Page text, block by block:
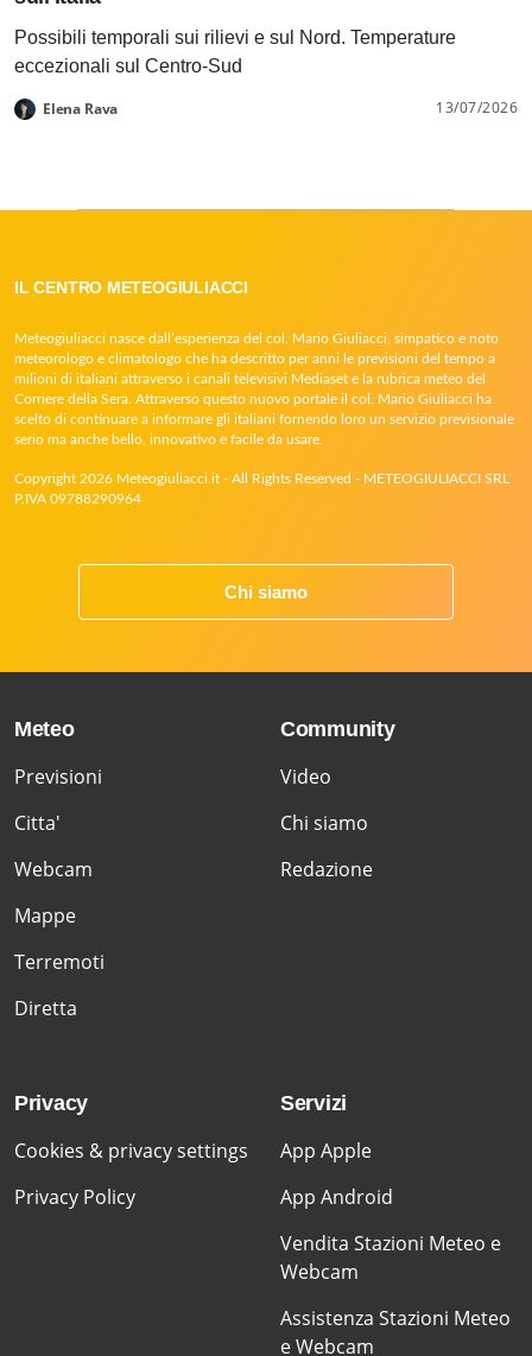
Possibili temporali sui rilievi e sul Nord. Temperature
eccezionali sul Centro-Sud
Elena Rava 13/07/2026
IL CENTRO METEOGIULIACCI
Meteogiuliacci nasce dall’esperienza del col. Mario Giuliacci, simpatico e noto
meteorologo e climatologo che ha descritto per anni le previsioni del tempo a
milioni di italiani attraverso i canali televisivi Mediaset e la rubrica meteo del
Corriere della Sera. Attraverso questo nuovo portale il col. Mario Giuliacci ha
scelto di continuare a informare gli italiani fornendo loro un servizio previsionale
serio ma anche bello, innovativo e facile da usare.
Copyright 2026 Meteogiuliacci.it - All Rights Reserved - METEOGIULIACCI SRL
P.IVA 09788290964
Chi siamo
Meteo
Previsioni
Citta'
Webcam
Mappe
Terremoti
Diretta
Community
Video
Chi siamo
Redazione
Privacy
Cookies & privacy settings
Privacy Policy
Servizi
App Apple
App Android
Vendita Stazioni Meteo e
Webcam
Assistenza Stazioni Meteo
e Webcam